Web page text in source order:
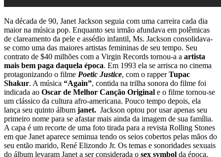
Na década de 90, Janet Jackson seguia com uma carreira cada dia
maior na música pop. Enquanto seu irmão afundava em polêmicas
de clareamento da pele e assédio infantil, Ms. Jackson consolidava-
se como uma das maiores artistas femininas de seu tempo. Seu
contrato de $40 milhões com a Virgin Records tornou-a a artista
mais bem paga daquela época. Em 1993 ela se arrisca no cinema
protagonizando o filme Poetic Justice, com o rapperTupac
Shakur. A música “Again”, contida na trilha sonora do filme foi
indicada ao Oscar de Melhor Canção Original e o filme tornou-se
um clássico da cultura afro-americana. Pouco tempo depois, ela
lança seu quinto álbum janet. Jackson optou por usar apenas seu
primeiro nome para se afastar mais ainda da imagem de sua família.
A capa é um recorte de uma foto tirada para a revista Rolling Stones
em que Janet aparece seminua tendo os seios cobertos pelas mãos do
seu então marido, René Elizondo Jr. Os temas e sonoridades sexuais
do álbum levaram Janet a ser considerada o sex symbol da época.